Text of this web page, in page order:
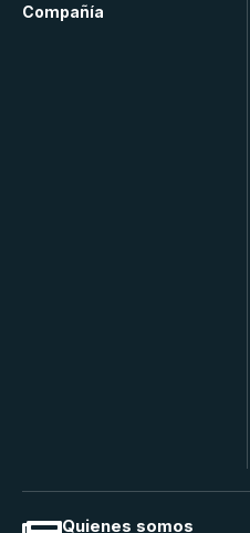
Compañía
Quienes somos